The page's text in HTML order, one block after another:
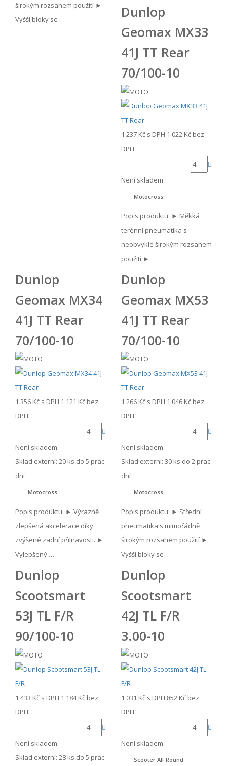
širokým rozsahem použití ►
Vyšší bloky se …
Dunlop
Geomax MX33
41J TT Rear
70/100-10
1 237 Kč s DPH 1 022 Kč bez
DPH
Není skladem
Motocross
Popis produktu: ► Měkká
terénní pneumatika s
neobvykle širokým rozsahem
použití ► …
Dunlop
Geomax MX34
41J TT Rear
70/100-10
1 356 Kč s DPH 1 121 Kč bez
DPH
Není skladem
Sklad externí: 20 ks do 5 prac.
dní
Motocross
Popis produktu: ► Výrazně
zlepšená akcelerace díky
zvýšené zadní přilnavosti. ►
Vylepšený …
Dunlop
Geomax MX53
41J TT Rear
70/100-10
1 266 Kč s DPH 1 046 Kč bez
DPH
Není skladem
Sklad externí: 30 ks do 2 prac.
dní
Motocross
Popis produktu: ► Střední
pneumatika s mimořádně
širokým rozsahem použití ►
Vyšší bloky se …
Dunlop
Scootsmart
53J TL F/R
90/100-10
1 433 Kč s DPH 1 184 Kč bez
DPH
Není skladem
Sklad externí: 28 ks do 5 prac.
Dunlop
Scootsmart
42J TL F/R
3.00-10
1 031 Kč s DPH 852 Kč bez
DPH
Není skladem
Scooter All-Round